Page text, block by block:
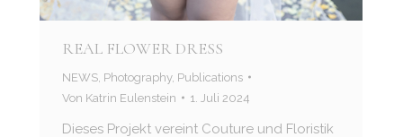
REAL FLOWER DRESS
NEWS, Photography, Publications
Von Katrin Eulenstein 1. Juli 2024
Dieses Projekt vereint Couture und Floristik